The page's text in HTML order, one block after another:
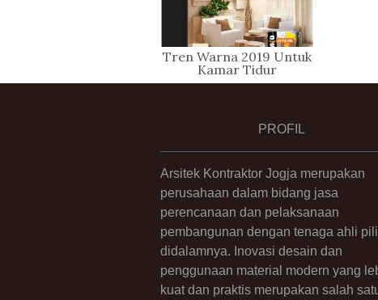
Tren Warna 2019 Untuk
Kamar Tidur
PROFIL
Arsitek Kontraktor Jogja merupakan
perusahaan dalam bidang jasa
perencanaan dan pelaksanaan
pembangunan dengan tenaga ahli
didalamnya. Inovasi desain dan
penggunaan material modern yang
kuat dan praktis merupakan salah